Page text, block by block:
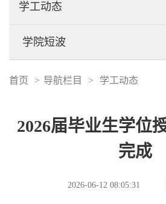
学工动态
学院短波
首页 > 导航栏目 > 学工动态
2026届毕业生学位
完成
2026-06-12 08:05:31